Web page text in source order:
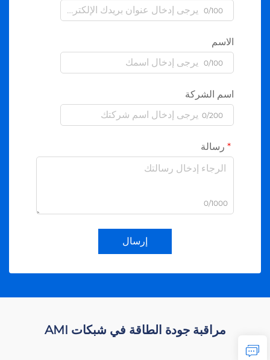
0/100
الاسم
0/100
اسم الشركة
0/200
رسالة
0/1000
إرسال
مراقبة جودة الطاقة في شبكات AMI